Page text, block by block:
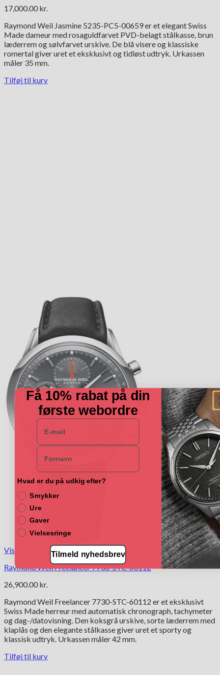
17,000.00 kr.
Raymond Weil Jasmine 5235-PC5-00659 er et elegant Swiss
Made dameur med rosaguldfarvet PVD-belagt stålkasse, brun
læderrem og sølvfarvet urskive. De blå visere og klassiske
romertal giver uret et eksklusivt og tidløst udtryk. Urkassen
måler 35 mm.
Tilføj til kurv
Vis
Raymond Weil Freelancer 7730-STC-60112
26,900.00 kr.
Raymond Weil Freelancer 7730-STC-60112 er et eksklusivt
Swiss Made herreur med automatisk chronograph, tachymeter
og dag-/datovisning. Den koksgrå urskive, sorte læderrem med
klaplås og den elegante stålkasse giver uret et sporty og
klassisk udtryk. Urkassen måler 42 mm.
Tilføj til kurv
Få 10% rabat på din
første webordre
E-mail
Navn
Hvad er du på udkig efter?
Smykker
Ure
Gaver
Vielsesringe
Tilmeld nyhedsbrev